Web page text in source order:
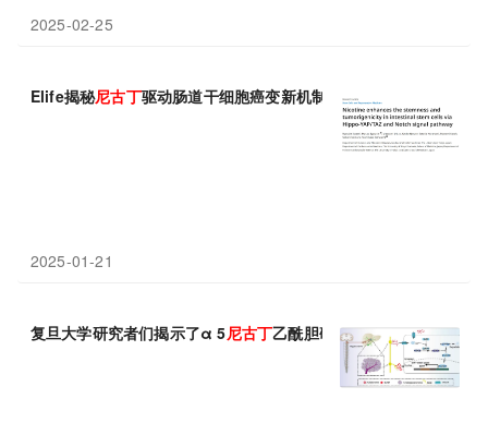
2025-02-25
Elife揭秘尼古丁驱动肠道干细胞癌变新机制，DBZ或带来治疗新曙
2025-01-21
复旦大学研究者们揭示了α 5尼古丁乙酰胆碱受体亚基促进肝内胆